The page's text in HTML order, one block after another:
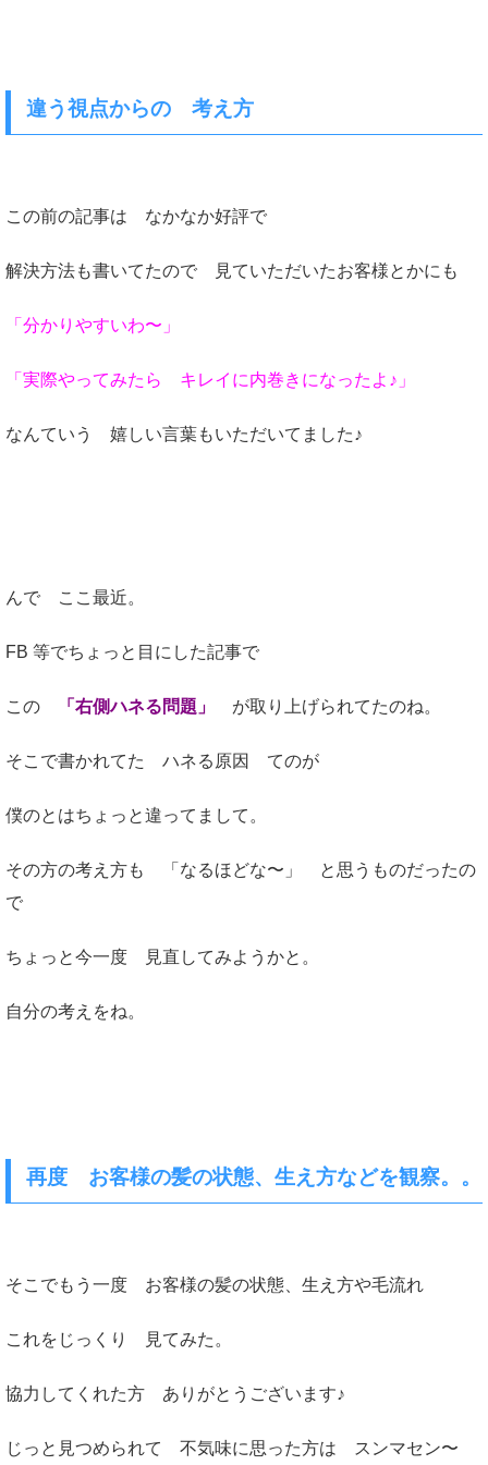
違う視点からの 考え方
この前の記事は なかなか好評で
解決方法も書いてたので 見ていただいたお客様とかにも
「分かりやすいわ〜」
「実際やってみたら キレイに内巻きになったよ♪」
なんていう 嬉しい言葉もいただいてました♪
んで ここ最近。
FB 等でちょっと目にした記事で
この 「右側ハネる問題」 が取り上げられてたのね。
そこで書かれてた ハネる原因 てのが
僕のとはちょっと違ってまして。
その方の考え方も 「なるほどな〜」 と思うものだったの
で
ちょっと今一度 見直してみようかと。
自分の考えをね。
再度 お客様の髪の状態、生え方などを観察。。
そこでもう一度 お客様の髪の状態、生え方や毛流れ
これをじっくり 見てみた。
協力してくれた方 ありがとうございます♪
じっと見つめられて 不気味に思った方は スンマセン〜